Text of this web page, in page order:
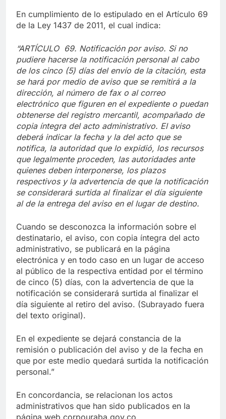
En cumplimiento de lo estipulado en el Artículo 69
de la Ley 1437 de 2011, el cual indica:
“ARTÍCULO 69. Notificación por aviso. Si no
pudiere hacerse la notificación personal al cabo
de los cinco (5) días del envío de la citación, esta
se hará por medio de aviso que se remitirá a la
dirección, al número de fax o al correo
electrónico que figuren en el expediente o puedan
obtenerse del registro mercantil, acompañado de
copia íntegra del acto administrativo. El aviso
deberá indicar la fecha y la del acto que se
notifica, la autoridad que lo expidió, los recursos
que legalmente proceden, las autoridades ante
quienes deben interponerse, los plazos
respectivos y la advertencia de que la notificación
se considerará surtida al finalizar el día siguiente
al de la entrega del aviso en el lugar de destino.
Cuando se desconozca la información sobre el
destinatario, el aviso, con copia íntegra del acto
administrativo, se publicará en la página
electrónica y en todo caso en un lugar de acceso
al público de la respectiva entidad por el término
de cinco (5) días, con la advertencia de que la
notificación se considerará surtida al finalizar el
día siguiente al retiro del aviso. (Subrayado fuera
del texto original).
En el expediente se dejará constancia de la
remisión o publicación del aviso y de la fecha en
que por este medio quedará surtida la notificación
personal.”
En concordancia, se relacionan los actos
administrativos que han sido publicados en la
página web corpouraba.gov.co